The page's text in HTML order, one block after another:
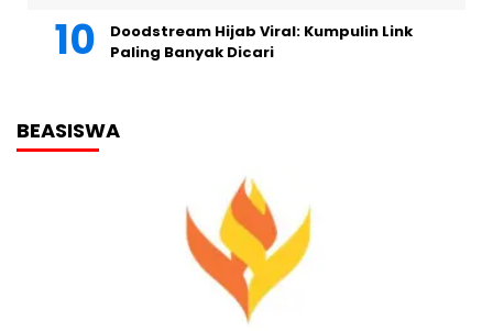
Doodstream Hijab Viral: Kumpulin Link
Paling Banyak Dicari
BEASISWA